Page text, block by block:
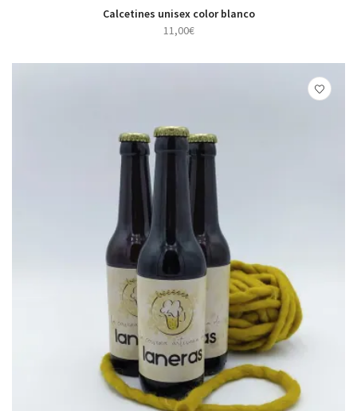
SELECT OPTIONSCalcetines unisex color blanco
11,00€